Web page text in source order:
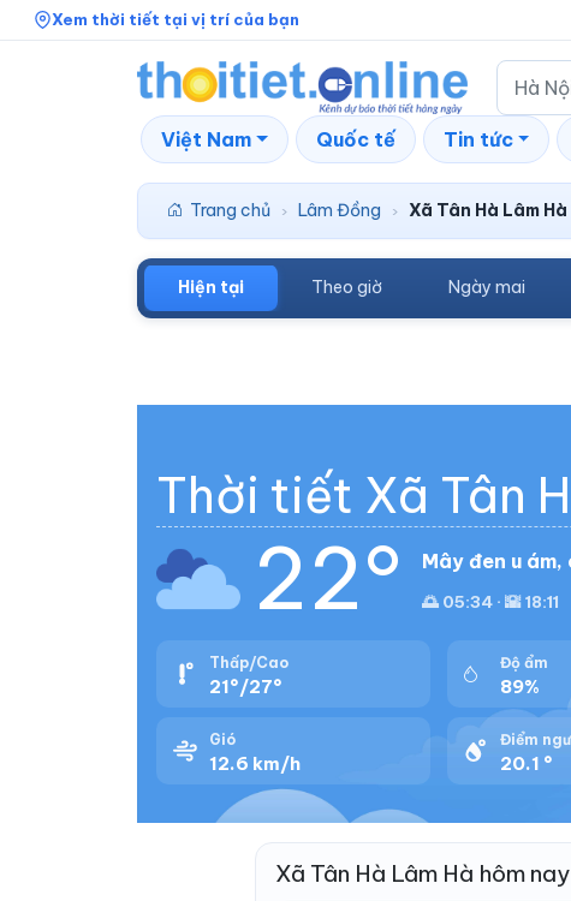
Xem thời tiết tại vị trí của bạn
Việt Nam Quốc tế Tin tức
Trang chủ › Lâm Đồng › Xã Tân Hà Lâm Hà
Hiện tại Theo giờ Ngày mai
Thời tiết Xã Tân
22° Mây đen u ám,
🌅 05:34 · 🌇 18:11
Thấp/Cao
21°/27°
Độ ẩm
89%
Gió
12.6 km/h
Điểm
20.1 °
Xã Tân Hà Lâm Hà hôm